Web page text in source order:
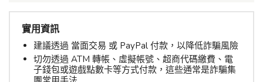
實用資訊
建議透過 當面交易 或 PayPal 付款，以降低詐騙風險
切勿透過 ATM 轉帳、虛擬帳號、超商代碼繳費、電
子錢包或遊戲點數卡等方式付款，這些通常是詐騙集